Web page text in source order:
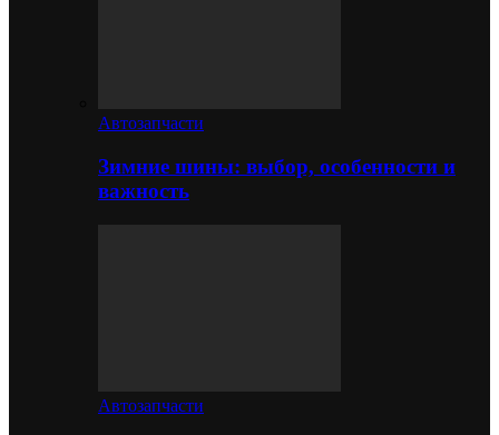
Автозапчасти
Зимние шины: выбор, особенности и
важность
Автозапчасти